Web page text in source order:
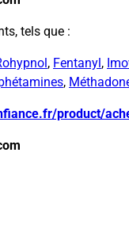
tels que :
, Fentanyl ,
,
product/